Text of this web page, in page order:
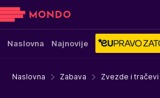
Naslovna Najnovije
Naslovna Zabava Zvezde i tračevi